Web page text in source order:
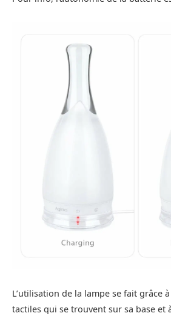
L’utilisation de la lampe se fait grâce
tactiles qui se trouvent sur sa base et